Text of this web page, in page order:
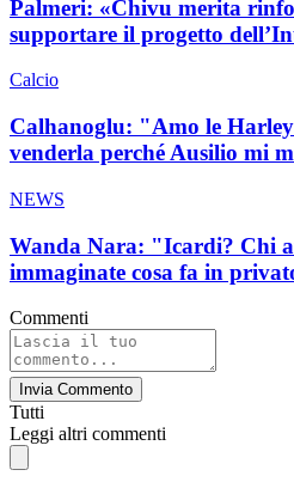
Palmeri: «Chivu merita
supportare il progetto
Calcio
Calhanoglu: "Amo le
venderla perché Ausilio mi
NEWS
Wanda Nara: "Icardi? Chi
immaginate cosa fa in
Commenti
Invia Commento
Tutti
Leggi altri commenti